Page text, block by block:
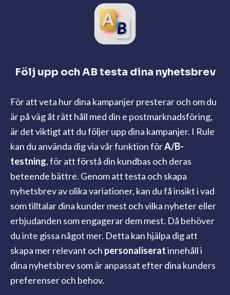
Följ upp och AB testa dina nyhetsbrev
För att veta hur dina kampanjer presterar och om du
är på väg åt rätt håll med din e postmarknadsföring,
är det viktigt att du följer upp dina kampanjer. I Rule
kan du använda dig via vår funktion förA/B-
testning, för att förstå din kundbas och deras
beteende bättre. Genom att testa och skapa
nyhetsbrev av olika variationer, kan du få insikt i vad
som tilltalar dina kunder mest och vilka nyheter eller
erbjudanden som engagerar dem mest. Då behöver
du inte gissa något mer. Detta kan hjälpa dig att
skapa mer relevant och personaliseratinnehåll i
dina nyhetsbrev som är anpassat efter dina kunders
preferenser och behov.